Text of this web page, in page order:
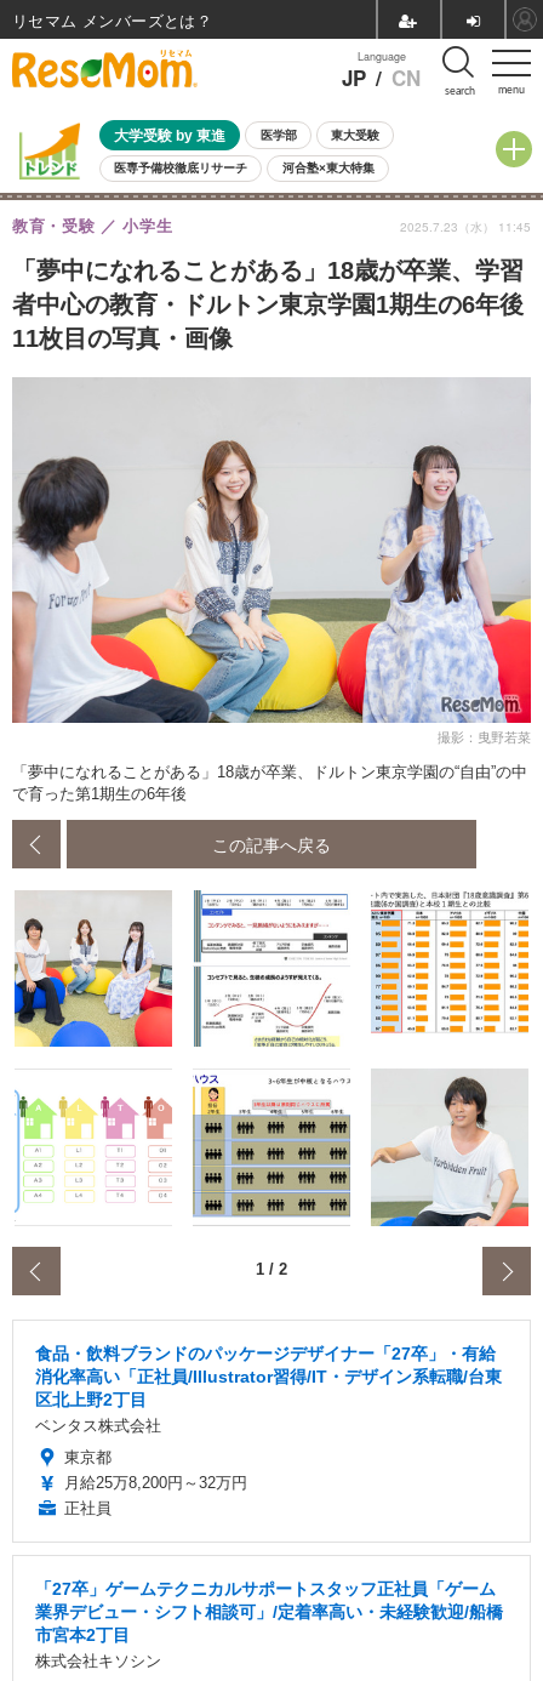
menu
Language
JP / CN search
大学受験 by 東進 医学部 東大受験
医専予備校徹底リサーチ 河合塾×東大特集
親子で考える大学選び 高校受験 中学受験 小学校受験
共通テスト 夏休み
8月開催イベント・WS 全国公立高校 過去問 人気記事
自由研究教材（小学生向け） 自由研究教材（中学生向け） ランキング
「夢中になれることがある」18歳が卒業、学習
者中心の教育・ドルトン東京学園1期生の6年後
11枚目の写真・画像
教育・受験 小学生 2025.7.23（水） 11:45
撮影：曳野若菜
「夢中になれることがある」18歳が卒業、ドルトン東京学園の“自由”の中
で育った第1期生の6年後
この記事へ戻る
1 / 2
食品・飲料ブランドのパッケージデザイナー「27卒」・有給
消化率高い「正社員/Illustrator習得/IT・デザイン系転職/台東
区北上野2丁目
ベンタス株式会社
東京都
月給25万8,200円～32万円
正社員
「27卒」ゲームテクニカルサポートスタッフ正社員「ゲーム
業界デビュー・シフト相談可」/定着率高い・未経験歓迎/船橋
市宮本2丁目
株式会社キソシン
リセマム メンバーズ